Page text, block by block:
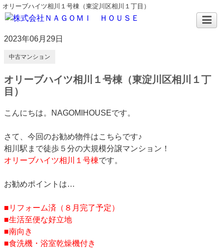
オリーブハイツ相川１号棟（東淀川区相川１丁目）
2023年06月29日
中古マンション
オリーブハイツ相川１号棟（東淀川区相川１丁
目）
こんにちは。NAGOMIHOUSEです。
さて、今回のお勧め物件はこちらです♪
相川駅まで徒歩５分の大規模分譲マンション！
オリーブハイツ相川１号棟です。
お勧めポイントは…
■リフォーム済（８月完了予定）
■生活至便な好立地
■南向き
■食洗機・浴室乾燥機付き